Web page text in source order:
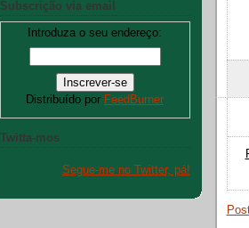
Subscrição via email
Introduza o seu endereço:
Distribuído por FeedBurner
Twitta-mos
Segue-me no Twitter, pá!